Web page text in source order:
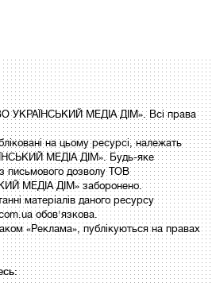
УКРАЇНСЬКИЙ МЕДІА ДІМ». Всі права
на цьому ресурсі, належать
МЕДІА ДІМ». Будь-яке
письмового дозволу ТОВ
МЕДІА ДІМ» заборонено.
матеріалів даного ресурсу
обов'язкова.
«Реклама», публікуються на правах